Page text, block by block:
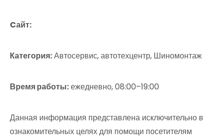
Cайт:
Категория:Автосервис, автотехцентр, Шиномонтаж
Время работы:ежедневно, 08:00–19:00
Данная информация представлена исключительно в
ознакомительных целях для помощи посетителям